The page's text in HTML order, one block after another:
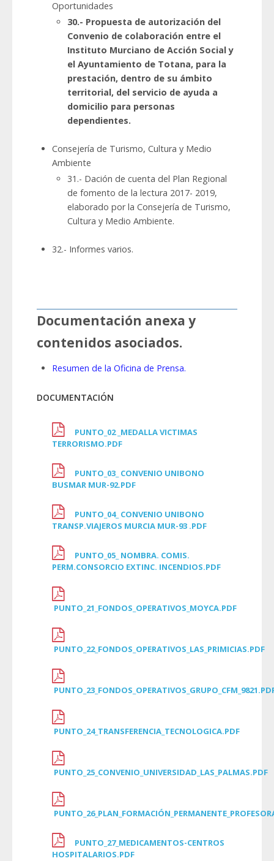
Oportunidades
30.- Propuesta de autorización del
Convenio de colaboración entre el
Instituto Murciano de Acción Social y
el Ayuntamiento de Totana, para la
prestación, dentro de su ámbito
territorial, del servicio de ayuda a
domicilio para personas
dependientes.
Consejería de Turismo, Cultura y Medio
Ambiente
31.- Dación de cuenta del Plan Regional
de fomento de la lectura 2017- 2019,
elaborado por la Consejería de Turismo,
Cultura y Medio Ambiente.
32.- Informes varios.
Documentación anexa y
contenidos asociados.
Resumen de la Oficina de Prensa.
DOCUMENTACIÓN
PUNTO_02 _MEDALLA VICTIMAS
TERRORISMO.PDF
PUNTO_03_ CONVENIO UNIBONO
BUSMAR MUR-92.PDF
PUNTO_04_ CONVENIO UNIBONO
TRANSP.VIAJEROS MURCIA MUR-93 .PDF
PUNTO_05_ NOMBRA. COMIS.
PERM.CONSORCIO EXTINC. INCENDIOS.PDF
PUNTO_21_FONDOS_OPERATIVOS_MOYCA.PDF
PUNTO_22_FONDOS_OPERATIVOS_LAS_PRIMICIAS.PDF
PUNTO_24_TRANSFERENCIA_TECNOLOGICA.PDF
PUNTO_25_CONVENIO_UNIVERSIDAD_LAS_PALMAS.PDF
PUNTO_27_MEDICAMENTOS-CENTROS
HOSPITALARIOS.PDF